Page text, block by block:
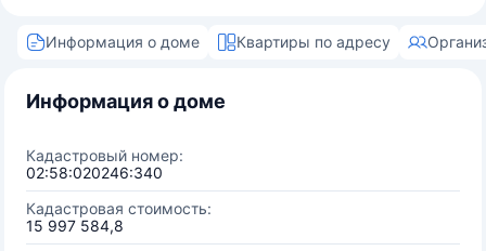
Информация о доме Квартиры по адресу
Информация о доме
Кадастровый номер:
02:58:020246:340
Кадастровая стоимость:
15 997 584,8